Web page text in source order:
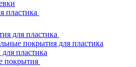
пластика
для пластика
покрытия для пластика
пластика
покрытия